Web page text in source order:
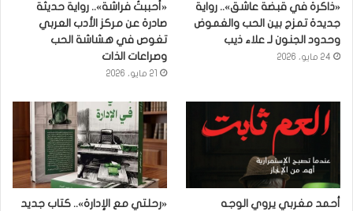
«ذاكرة في قبضة عاشق».. رواية
جديدة تمزج بين الحب والغموض
وحدود الجنون لـ علاء ذيب
24 مايو، 2026
«أحببتُ فراشة».. رواية حديثة
صادرة عن مركز الأدب العربي
تغوص في هشاشة الحب
وصراعات الذات
21 مايو، 2026
أحمد مغربي يروي الوجه
«رحلتي مع الإدارة».. كتاب جديد